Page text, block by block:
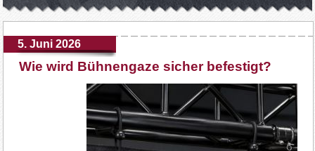
5. Juni 2026
Wie wird Bühnengaze sicher befestigt?